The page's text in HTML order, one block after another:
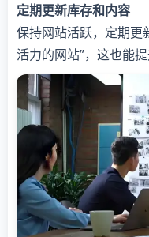
定期更新库存和内容
保持网站活跃，定期更
活力的网站”，这也能提